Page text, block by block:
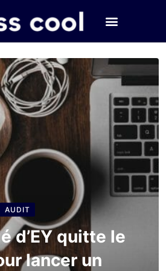
AUDIT
d’EY quitte le
lancer un